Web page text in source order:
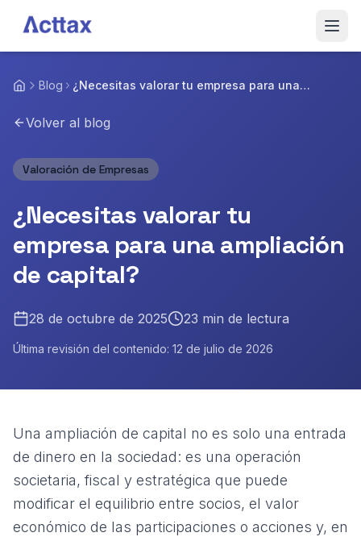
Servicios
Blog
Blog
¿Necesitas valorar tu empresa para una
Volver al blog
Valoración de Empresas
¿Necesitas valorar tu
empresa para una ampliación
de capital?
28 de octubre de 2025 23 min de lectura
Última revisión del contenido: 12 de julio de 2026
Una ampliación de capital no es solo una entrada
de dinero en la sociedad: es una operación
societaria, fiscal y estratégica que puede
modificar el equilibrio entre socios, el valor
económico de las participaciones o acciones y, en